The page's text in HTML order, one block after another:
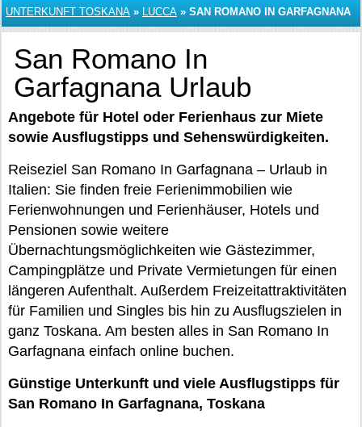
UNTERKUNFT TOSKANA » LUCCA » SAN ROMANO IN GARFAGNANA
San Romano In
Garfagnana Urlaub
Angebote für Hotel oder Ferienhaus zur Miete
sowie Ausflugstipps und Sehenswürdigkeiten.
Reiseziel San Romano In Garfagnana – Urlaub in
Italien: Sie finden freie Ferienimmobilien wie
Ferienwohnungen und Ferienhäuser, Hotels und
Pensionen sowie weitere
Übernachtungsmöglichkeiten wie Gästezimmer,
Campingplätze und Private Vermietungen für einen
längeren Aufenthalt. Außerdem Freizeitattraktivitäten
für Familien und Singles bis hin zu Ausflugszielen in
ganz Toskana. Am besten alles in San Romano In
Garfagnana einfach online buchen.
Günstige Unterkunft und viele Ausflugstipps für
San Romano In Garfagnana, Toskana